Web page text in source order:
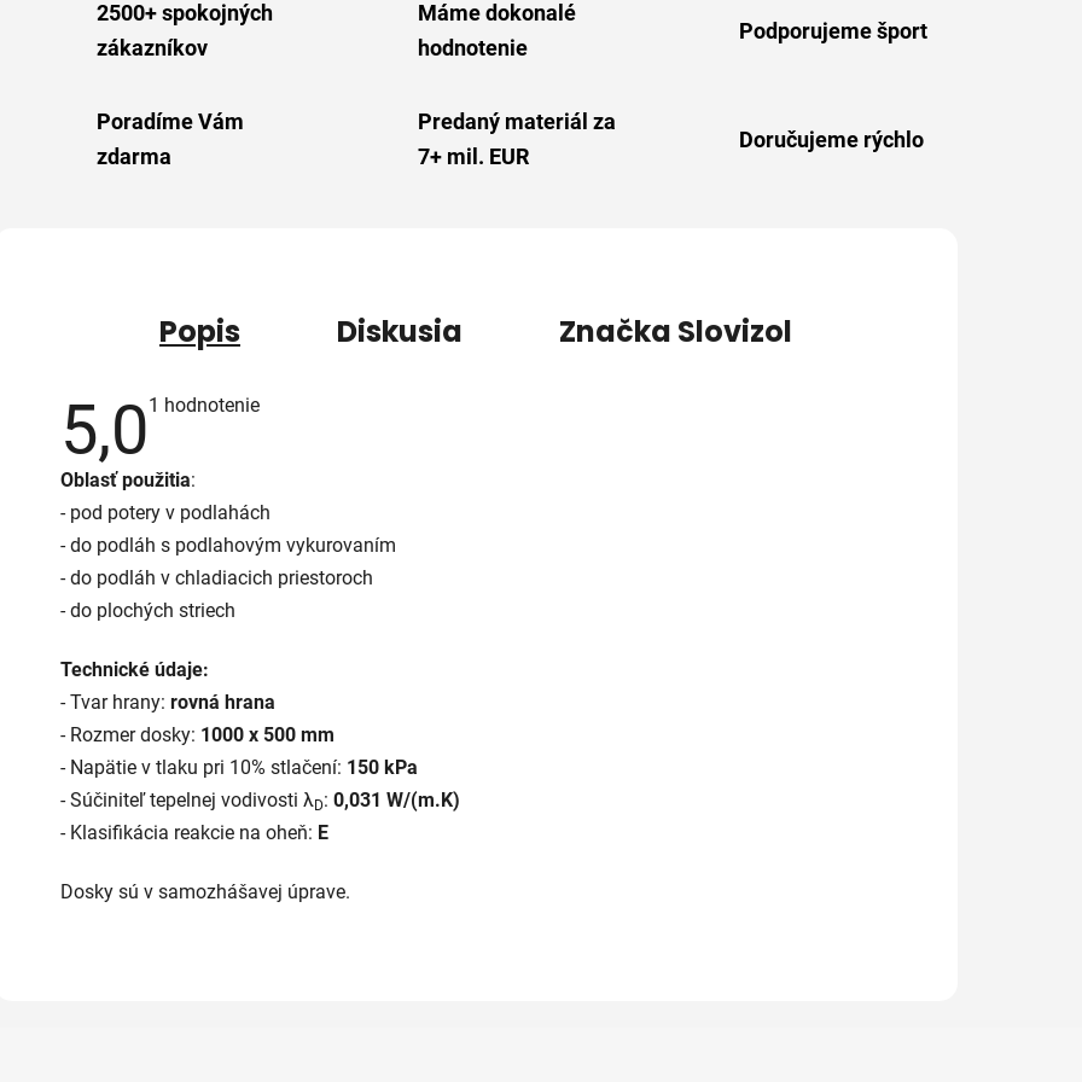
2500+ spokojných
zákazníkov
Máme dokonalé
hodnotenie
Podporujeme šport
Poradíme Vám
zdarma
Predaný materiál za
7+ mil. EUR
Doručujeme rýchlo
Popis Diskusia Značka Slovizol
5,0Priemerné
5,0
5
hviezdičiek.
1 hodnotenie
Oblasť použitia:
- pod potery v podlahách
- do podláh s podlahovým vykurovaním
- do podláh v chladiacich priestoroch
- do plochých striech
Technické údaje:
- Tvar hrany: rovná hrana
- Rozmer dosky: 1000 x 500 mm
- Napätie v tlaku pri 10% stlačení: 150 kPa
- Súčiniteľ tepelnej vodivosti λD: 0,031 W/(m.K)
- Klasifikácia reakcie na oheň: E
Dosky sú v samozhášavej úprave.